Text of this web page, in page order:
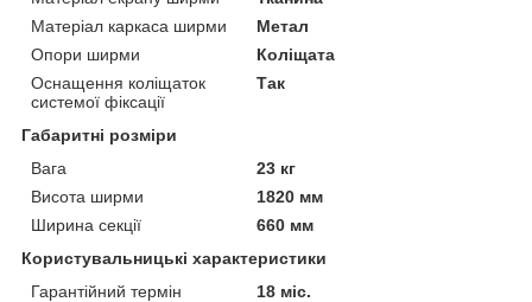
Матеріал каркаса ширми
Метал
Опори ширми
Коліщата
Оснащення коліщаток
системої фіксації
Так
Габаритні розміри
Вага
23 кг
Висота ширми
1820 мм
Ширина секції
660 мм
Користувальницькі характеристики
Гарантійний термін
18 міс.